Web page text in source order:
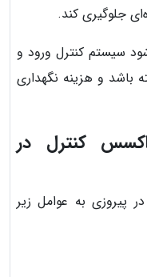
جلوگیری کند.
سیستم کنترل ورود و
باشد و هزینه نگهداری
کنترل در
پیروزی به عوامل زیر